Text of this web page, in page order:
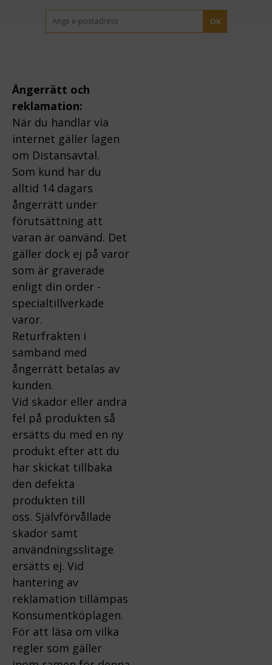
OK
Ångerrätt och
reklamation:
När du handlar via
internet gäller lagen
om Distansavtal.
Som kund har du
alltid 14 dagars
ångerrätt under
förutsättning att
varan är oanvänd. Det
gäller dock ej på varor
som är graverade
enligt din order -
specialtillverkade
varor.
Returfrakten i
samband med
ångerrätt betalas av
kunden.
Vid skador eller andra
fel på produkten så
ersätts du med en ny
produkt efter att du
har skickat tillbaka
den defekta
produkten till
oss. Självförvållade
skador samt
användningsslitage
ersätts ej. Vid
hantering av
reklamation tillämpas
Konsumentköplagen.
För att läsa om vilka
regler som gäller